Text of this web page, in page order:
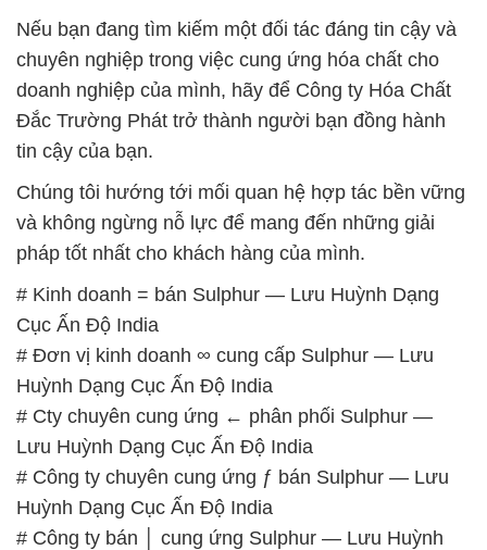
Nếu bạn đang tìm kiếm một đối tác đáng tin cậy và
chuyên nghiệp trong việc cung ứng hóa chất cho
doanh nghiệp của mình, hãy để Công ty Hóa Chất
Đắc Trường Phát trở thành người bạn đồng hành
tin cậy của bạn.
Chúng tôi hướng tới mối quan hệ hợp tác bền vững
và không ngừng nỗ lực để mang đến những giải
pháp tốt nhất cho khách hàng của mình.
# Kinh doanh = bán Sulphur — Lưu Huỳnh Dạng
Cục Ấn Độ India
# Đơn vị kinh doanh ∞ cung cấp Sulphur — Lưu
Huỳnh Dạng Cục Ấn Độ India
# Cty chuyên cung ứng ← phân phối Sulphur —
Lưu Huỳnh Dạng Cục Ấn Độ India
# Công ty chuyên cung ứng ƒ bán Sulphur — Lưu
Huỳnh Dạng Cục Ấn Độ India
# Công ty bán │ cung ứng Sulphur — Lưu Huỳnh